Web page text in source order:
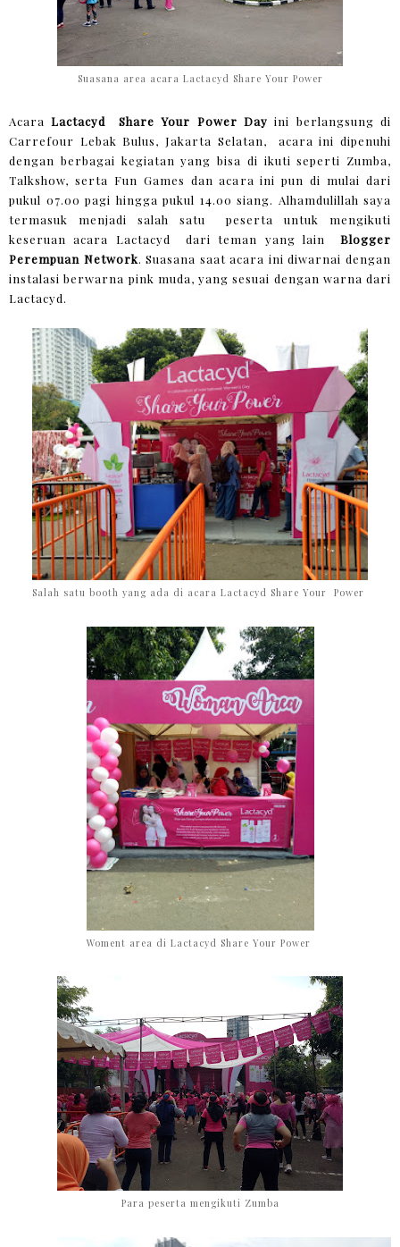
Suasana area acara Lactacyd Share Your Power
AcaraLactacyd Share Your Power Dayini berlangsung di
Carrefour Lebak Bulus, Jakarta Selatan, acara ini dipenuhi
dengan berbagai kegiatan yang bisa di ikuti seperti Zumba,
Talkshow, serta Fun Games dan acara ini pun di mulai dari
pukul 07.00 pagi hingga pukul 14.00 siang. Alhamdulillah saya
termasuk menjadi salah satu peserta untuk mengikuti
keseruan acara Lactacyd dari teman yang lain Blogger
Perempuan Network. Suasana saat acara ini diwarnai dengan
instalasi berwarna pink muda, yang sesuai dengan warna dari
Lactacyd.
Salah satu booth yang ada di acara Lactacyd Share Your Power
Woment area di Lactacyd Share Your Power
Para peserta mengikuti Zumba